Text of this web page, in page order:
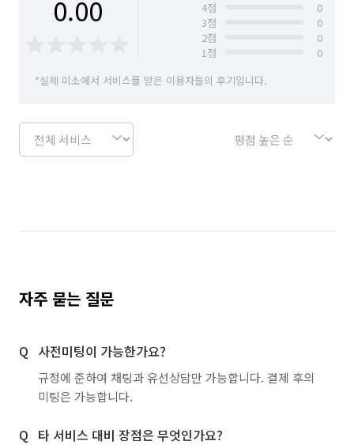
0.00
4점
0
3점
0
2점
0
1점
0
*실제 미소에서 서비스를 받은 이용자들의 후기입니다.
자주 묻는 질문
사전미팅이 가능한가요?
규정에 준하여 채팅과 유선상담만 가능합니다. 결제 후의
미팅은 가능합니다.
타 서비스 대비 장점은 무엇인가요?